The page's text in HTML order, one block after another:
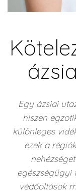
Egy ázsiai
hiszen
különleges
ezek a
egészségügyi
védőoltások